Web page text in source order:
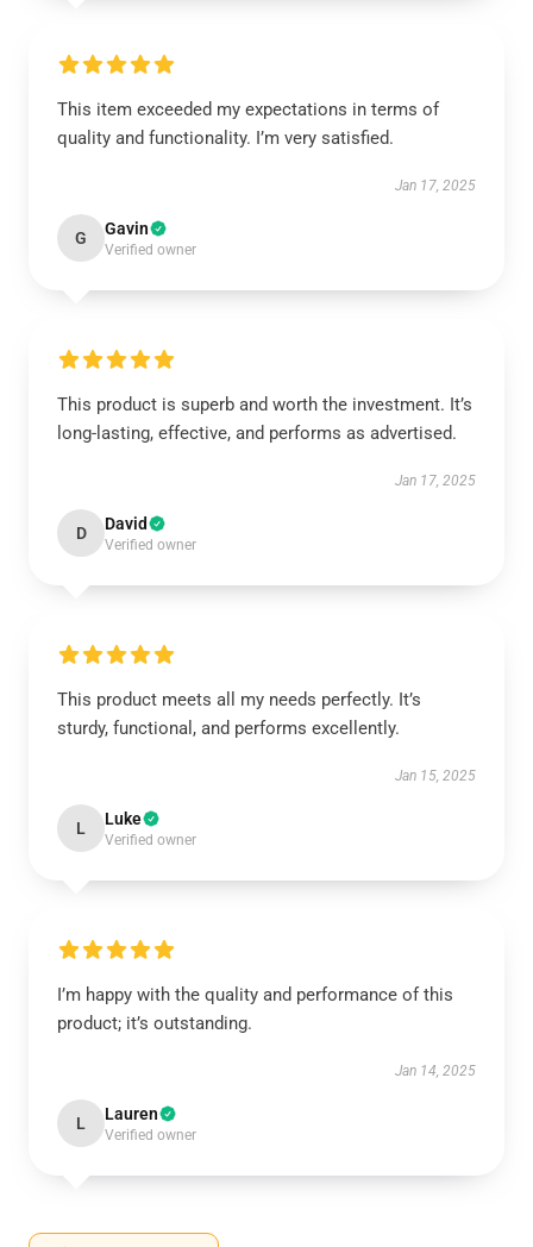
This item exceeded my expectations in terms of
quality and functionality. I’m very satisfied.
Jan 17, 2025
G Gavin
Verified owner
This product is superb and worth the investment. It’s
long-lasting, effective, and performs as advertised.
Jan 17, 2025
D David
Verified owner
This product meets all my needs perfectly. It’s
sturdy, functional, and performs excellently.
Jan 15, 2025
L Luke
Verified owner
I’m happy with the quality and performance of this
product; it’s outstanding.
Jan 14, 2025
L Lauren
Verified owner